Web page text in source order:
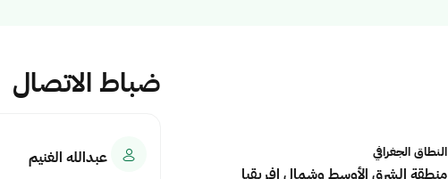
النطاق الجغرافي
منطقة الشرق الأوسط وشمال إفريقيا
ضباط الاتصال
عبدالله الغنيم